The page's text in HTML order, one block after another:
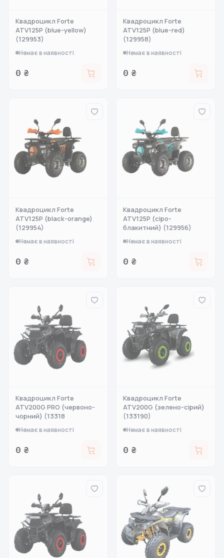
Квадроцикл Forte
ATV125P (blue-yellow)
(129953)
Немає в наявності
0 ₴
Квадроцикл Forte
ATV125P (blue-red)
(129958)
Немає в наявності
0 ₴
Квадроцикл Forte
ATV125P (black-orange)
(129954)
Немає в наявності
0 ₴
Квадроцикл Forte
ATV125P (сіро-
блакитний) (129956)
Немає в наявності
0 ₴
Квадроцикл Forte
ATV200G PRO (червоно-
чорний) (13318
Немає в наявності
0 ₴
Квадроцикл Forte
ATV200G (зелено-сірий)
(133190)
Немає в наявності
0 ₴